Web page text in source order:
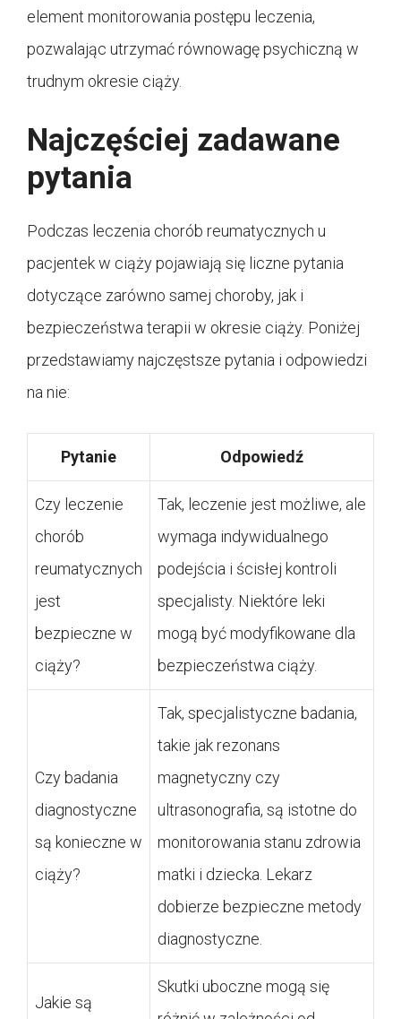
element monitorowania postępu leczenia,
pozwalając utrzymać równowagę psychiczną w
trudnym okresie ciąży.
Najczęściej zadawane
pytania
Podczas leczenia chorób reumatycznych u
pacjentek w ciąży pojawiają się liczne pytania
dotyczące zarówno samej choroby, jak i
bezpieczeństwa terapii w okresie ciąży. Poniżej
przedstawiamy najczęstsze pytania i odpowiedzi
na nie:
Pytanie Odpowiedź
Czy leczenie
chorób
reumatycznych
jest
bezpieczne w
ciąży?
Tak, leczenie jest możliwe, ale
wymaga indywidualnego
podejścia i ścisłej kontroli
specjalisty. Niektóre leki
mogą być modyfikowane dla
bezpieczeństwa ciąży.
Czy badania
diagnostyczne
są konieczne w
ciąży?
Tak, specjalistyczne badania,
takie jak rezonans
magnetyczny czy
ultrasonografia, są istotne do
monitorowania stanu zdrowia
matki i dziecka. Lekarz
dobierze bezpieczne metody
diagnostyczne.
Jakie są
Skutki uboczne mogą się